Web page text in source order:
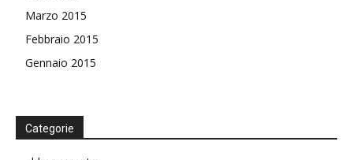
Marzo 2015
Febbraio 2015
Gennaio 2015
Categorie